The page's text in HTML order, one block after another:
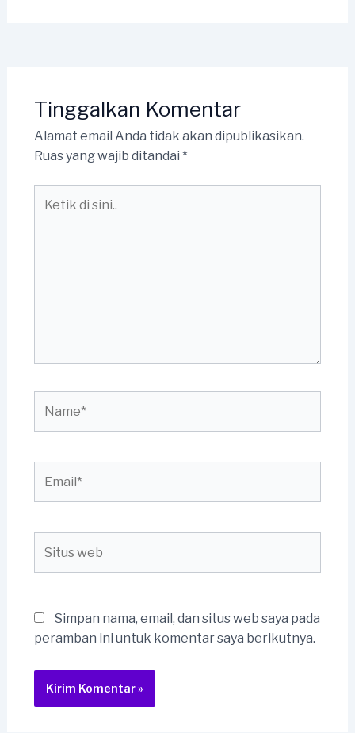
Tinggalkan Komentar
Alamat email Anda tidak akan dipublikasikan.
Ruas yang wajib ditandai *
web
Simpan nama, email, dan situs web saya pada
peramban ini untuk komentar saya berikutnya.